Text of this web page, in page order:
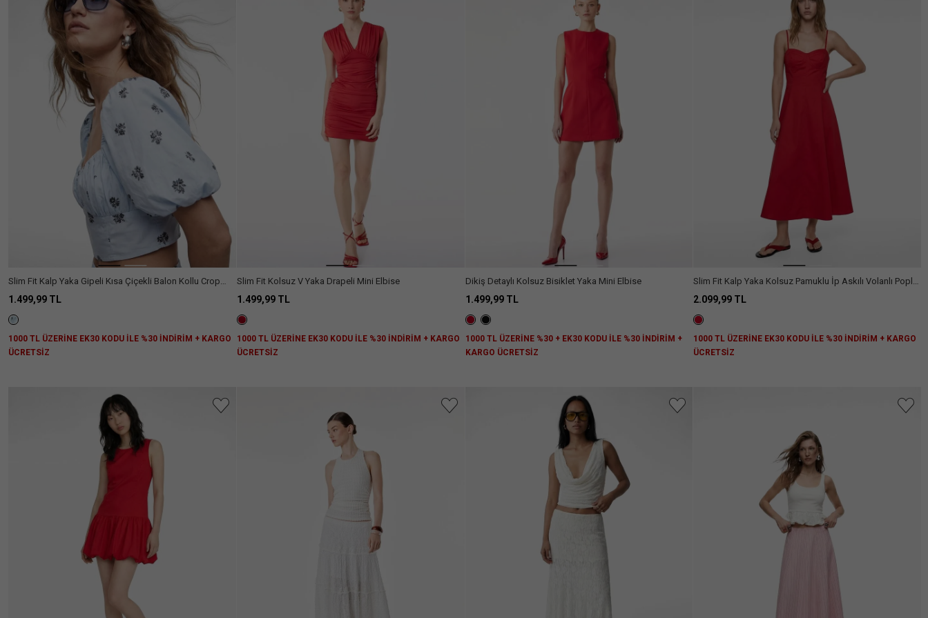
Slim Fit Kalp Yaka Gipeli Kısa Çiçekli Balon Kollu Crop
Büstiyer
1.499,99 TL
1000 TL ÜZERİNE EK30 KODU İLE %30 İNDİRİM + KARGO
ÜCRETSİZ
Slim Fit Kolsuz V Yaka Drapeli Mini Elbise
1.499,99 TL
1000 TL ÜZERİNE EK30 KODU İLE %30 İNDİRİM + KARGO
ÜCRETSİZ
Dikiş Detaylı Kolsuz Bisiklet Yaka Mini Elbise
1.499,99 TL
1000 TL ÜZERİNE %30 + EK30 KODU İLE %30 İNDİRİM +
KARGO ÜCRETSİZ
Slim Fit Kalp Yaka Kolsuz Pamuklu İp Askılı Volanlı Poplin
Uzun Elbise
2.099,99 TL
1000 TL ÜZERİNE EK30 KODU İLE %30 İNDİRİM + KARGO
ÜCRETSİZ